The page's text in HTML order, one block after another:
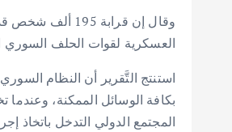
العسكرية لقوات الحلف
استنتج التَّقرير أن النظام
بكافة الوسائل الممكنة،
المجتمع الدولي التدخل